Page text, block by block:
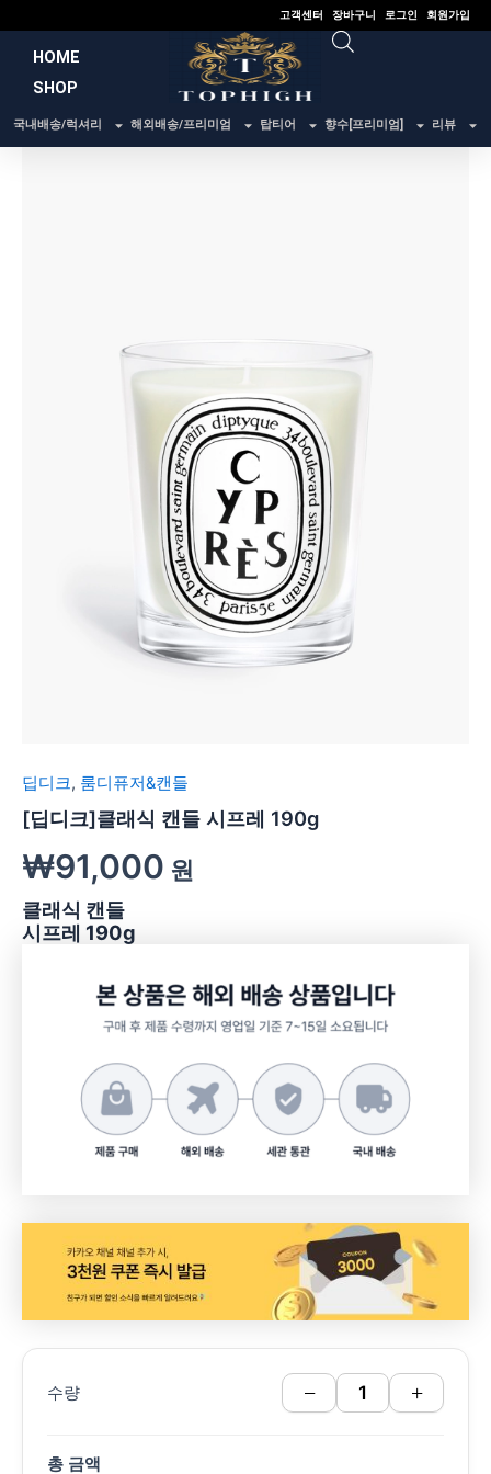
건
너
고객센터 장바구니 로그인 회원가입
HOME
SHOP
국내배송/럭셔리 해외배송/프리미엄 탑티어 향수[프리미엄] 리뷰
딥디크, 룸디퓨저&캔들
[딥디크]클래식 캔들 시프레 190g
₩91,000 원
클래식 캔들
시프레 190g
수량 − +
총 금액